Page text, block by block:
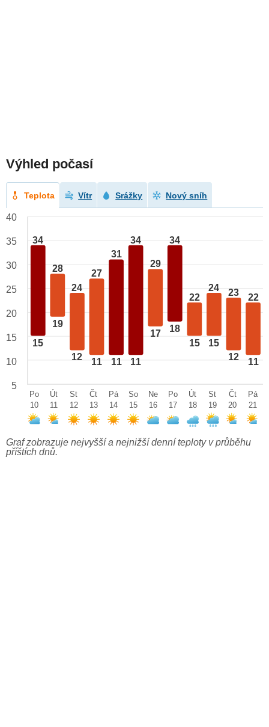
Výhled počasí
Teplota Vítr Srážky Nový sníh
34
15
28
19
24
12
27
11
31
11
34
11
29
17
34
18
22
15
24
15
23
12
22
11
40
35
30
25
20
15
10
5
Po
10
Út
11
St
12
Čt
13
Pá
14
So
15
Ne
16
Po
17
Út
18
St
19
Čt
20
Pá
21
Graf zobrazuje nejvyšší a nejnižší denní teploty v průběhu
příštích dnů.